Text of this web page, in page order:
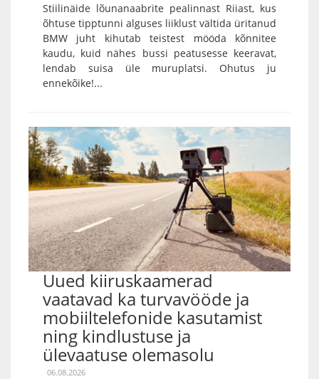
Stiilinäide lõunanaabrite pealinnast Riiast, kus
õhtuse tipptunni alguses liiklust vältida üritanud
BMW juht kihutab teistest mööda kõnnitee
kaudu, kuid nähes bussi peatusesse keeravat,
lendab suisa üle muruplatsi. Ohutus ju
ennekõike!...
Uued kiiruskaamerad
vaatavad ka turvavööde ja
mobiiltelefonide kasutamist
ning kindlustuse ja
ülevaatuse olemasolu
06.08.2026